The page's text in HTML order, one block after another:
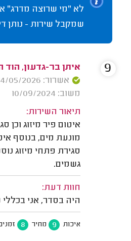
לא "מי שרוצה מדרג"
שמקבל שירות - נותן
איתן בר-גדעון, הוד
אשרור: 24/05/2026
משוב: 10/09/2024
תיאור השירות:
איטום פיר מיזוג וכן
מונעת מים, בנוסף
סגירת פתחי מיזוג
גשמים.
חוות דעת:
היה בסדר, אני בכללי
איכות 9 מחיר 8
9